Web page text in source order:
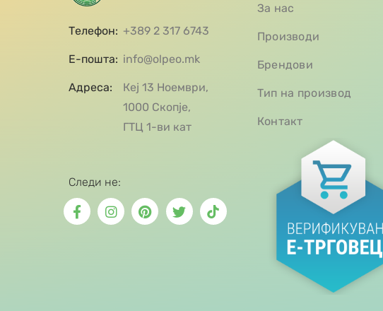
Телефон: +389 2 317 6743
Е-пошта: info@olpeo.mk
Адреса:
Кеј 13 Ноември,
1000 Скопје,
ГТЦ 1-ви кат
Следи не:
За нас
Производи
Брендови
Тип на производ
Контакт